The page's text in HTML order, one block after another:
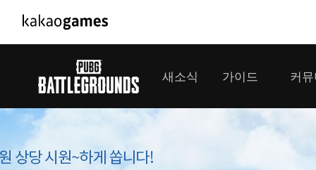
PC/모바일게임
도깨비의세계
아키에이지 워
배틀그라
패스 오브
패스 오브
새소식 가이드 커
플레이